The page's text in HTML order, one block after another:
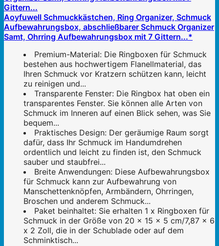
Aoyfuwell Schmuckkästchen, Ring Organizer, Schmuck
Aufbewahrungsbox, abschließbarer Schmuck Organizer
Samt, Ohrring Aufbewahrungsbox mit 7 Gittern...*
Premium-Material: Die Ringboxen für Schmuck
bestehen aus hochwertigem Flanellmaterial, das
Ihren Schmuck vor Kratzern schützen kann, leicht
zu reinigen und...
Transparente Fenster: Die Ringbox hat oben ein
transparentes Fenster. Sie können alle Arten von
Schmuck im Inneren auf einen Blick sehen, was Sie
bequem...
Praktisches Design: Der geräumige Raum sorgt
dafür, dass Ihr Schmuck im Handumdrehen
ordentlich und leicht zu finden ist, den Schmuck
sauber und staubfrei...
Breite Anwendungen: Diese Aufbewahrungsbox
für Schmuck kann zur Aufbewahrung von
Manschettenknöpfen, Armbändern, Ohrringen,
Broschen und anderem Schmuck...
Paket beinhaltet: Sie erhalten 1 x Ringboxen für
Schmuck in der Größe von 20 x 15 x 5 cm/7,87 x 6
x 2 Zoll, die in der Schublade oder auf dem
Schminktisch...